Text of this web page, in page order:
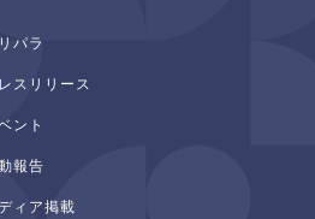
パラ
スリリース
ント
報告
ィア掲載